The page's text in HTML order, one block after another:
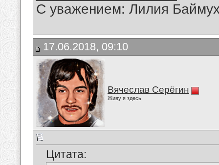
С уважением: Лилия
17.06.2018, 09:10
Вячеслав Серёгин
Живу я здесь
Цитата: